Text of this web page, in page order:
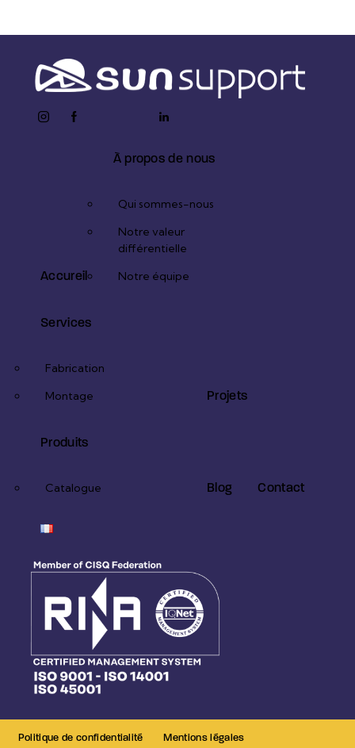
instagramfacebook- youtube2
linkedin
Accureil
À propos de nous
Qui sommes-nous
Notre valeur
différentielle
Notre équipe
Services
Fabrication
Montage
Projets
Produits
Catalogue Blog Contact
Politique de confidentialité Mentions légales